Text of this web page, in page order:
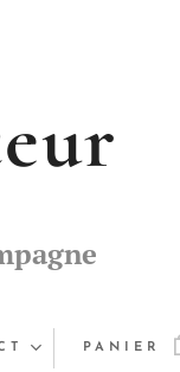
PANIER